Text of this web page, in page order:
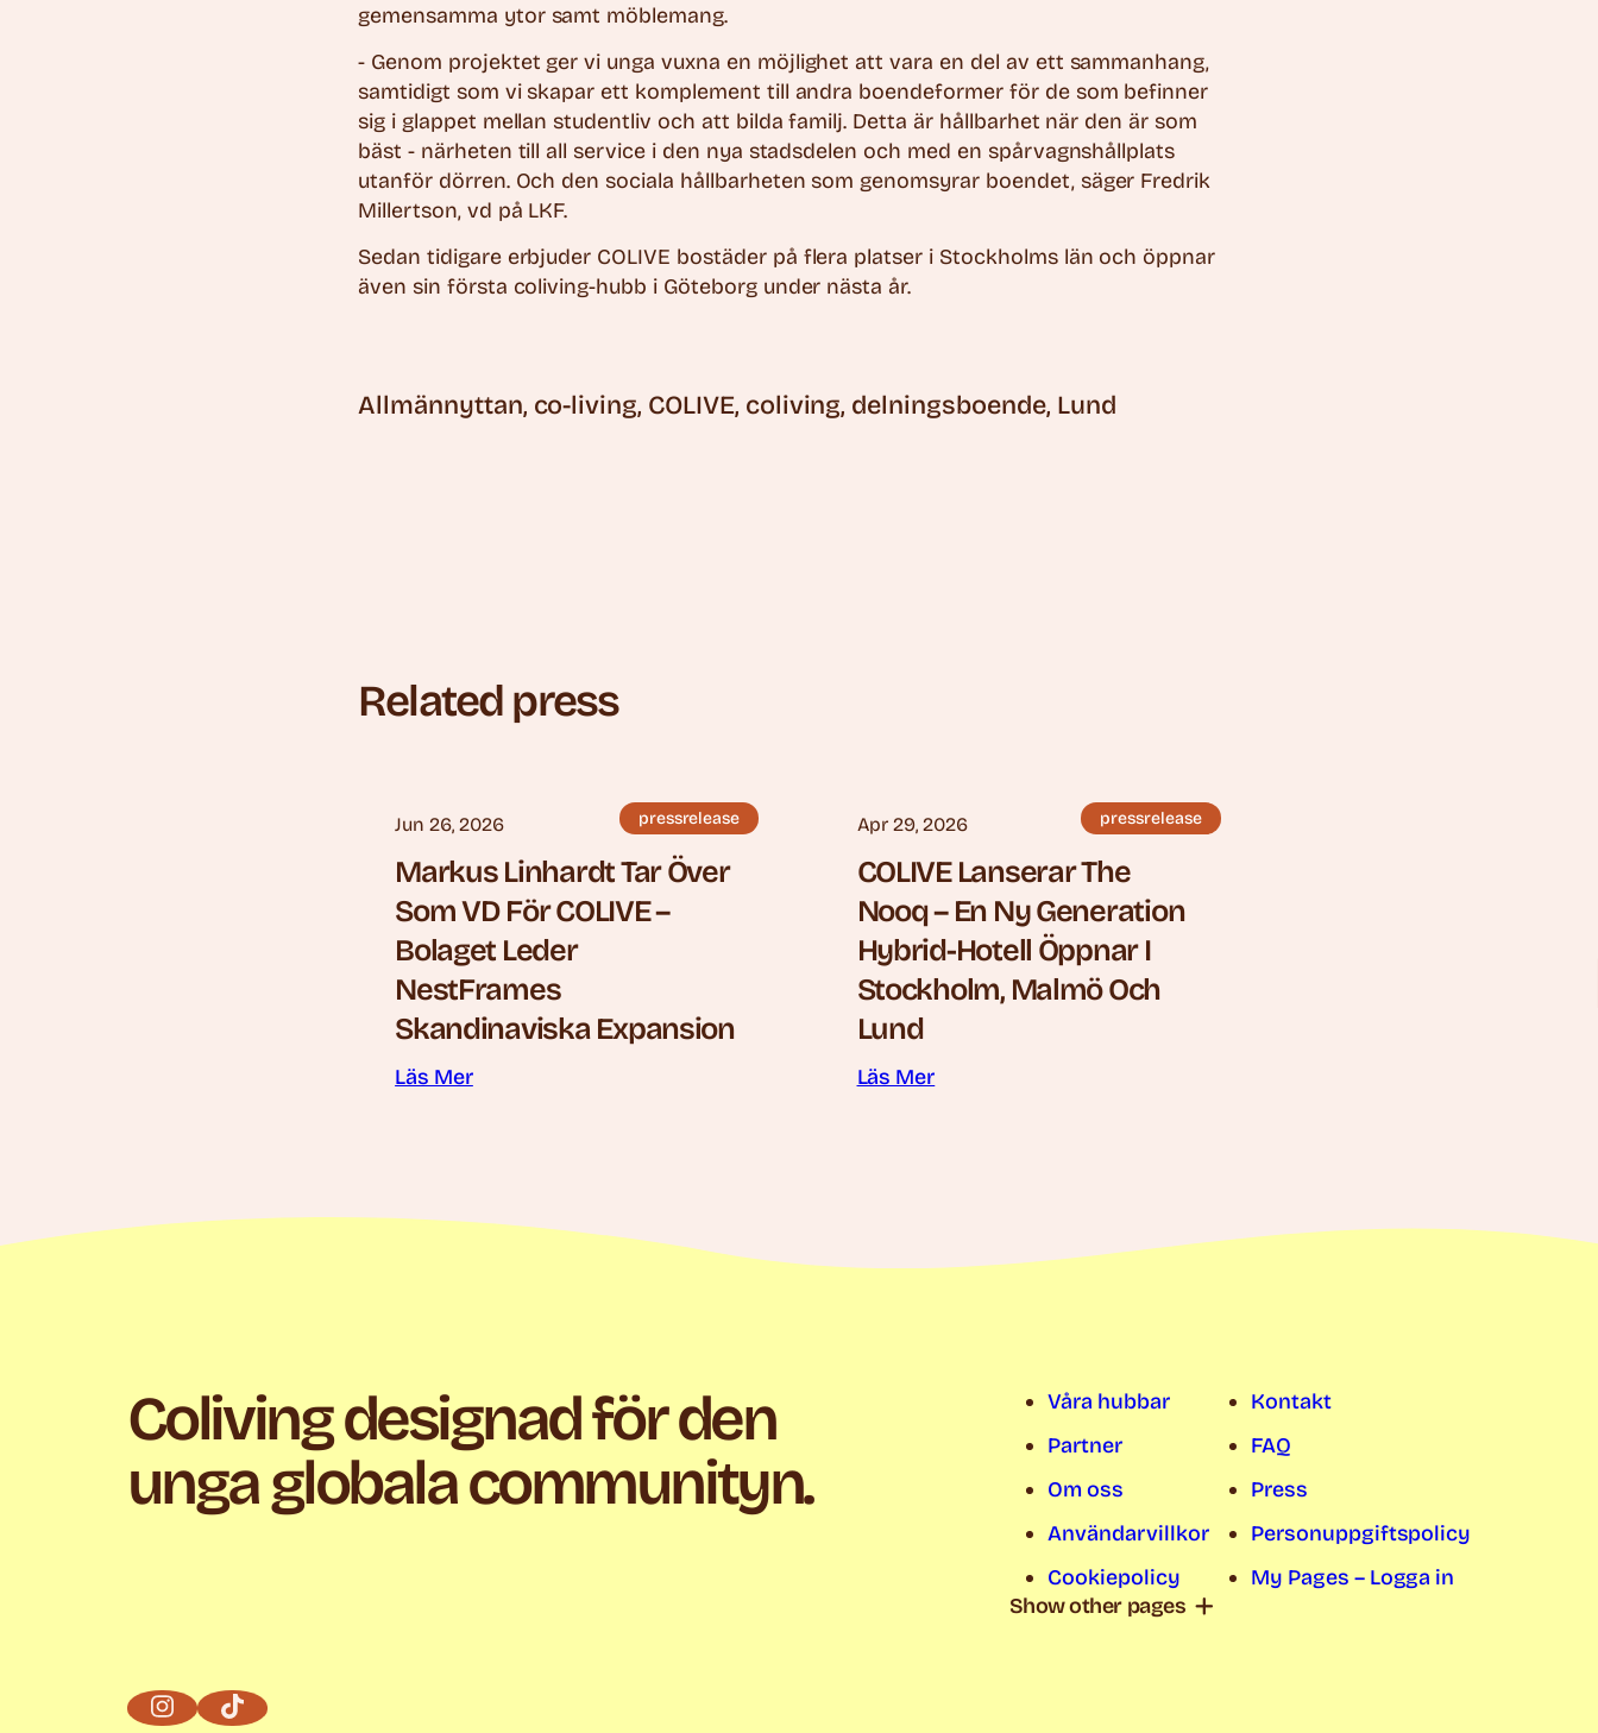
gemensamma ytor samt möblemang.
- Genom projektet ger vi unga vuxna en möjlighet att vara en del av ett sammanhang,
samtidigt som vi skapar ett komplement till andra boendeformer för de som befinner
sig i glappet mellan studentliv och att bilda familj. Detta är hållbarhet när den är som
bäst - närheten till all service i den nya stadsdelen och med en spårvagnshållplats
utanför dörren. Och den sociala hållbarheten som genomsyrar boendet, säger Fredrik
Millertson, vd på LKF.
Sedan tidigare erbjuder COLIVE bostäder på flera platser i Stockholms län och öppnar
även sin första coliving-hubb i Göteborg under nästa år.
Allmännyttan co-living COLIVE coliving delningsboende Lund
Related press
pressrelease
Jun 26, 2026
Markus Linhardt Tar Över
Som VD För COLIVE –
Bolaget Leder
NestFrames
Skandinaviska Expansion
Läs Mer
pressrelease
Apr 29, 2026
COLIVE Lanserar The
Nooq – En Ny Generation
Hybrid-Hotell Öppnar I
Stockholm, Malmö Och
Lund
Läs Mer
Coliving designad för den
unga globala communityn.
Våra hubbar
Kontakt
Partner
FAQ
Om oss
Press
Användarvillkor
Personuppgiftspolicy
Cookiepolicy
My Pages – Logga in
Show other pages